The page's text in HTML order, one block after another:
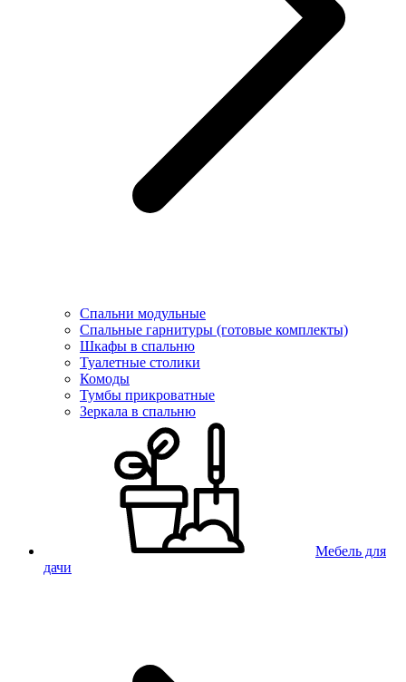
Спальни модульные
Спальные гарнитуры (готовые комплекты)
Шкафы в спальню
Туалетные столики
Комоды
Тумбы прикроватные
Зеркала в спальню
Мебель для
дачи